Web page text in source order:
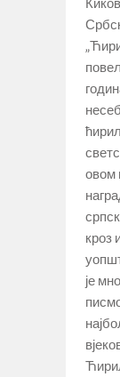
овом
кроз
је